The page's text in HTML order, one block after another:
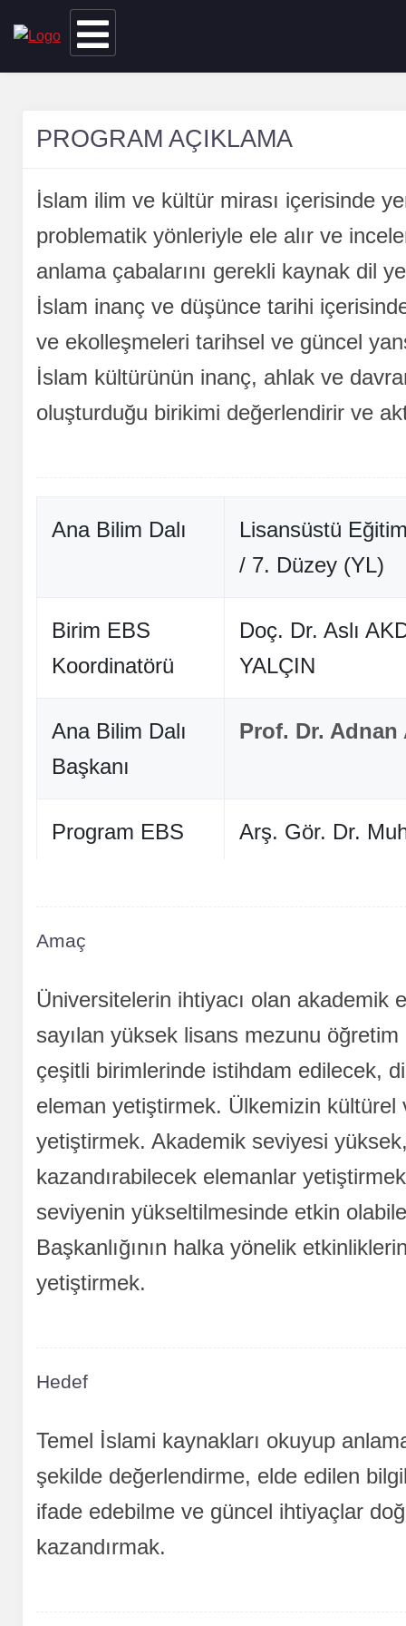
PROGRAM AÇIKLAMA
İslam ilim ve kültür mirası içerisinde
problematik yönleriyle ele alır ve
anlama çabalarını gerekli kaynak dil
İslam inanç ve düşünce tarihi
ve ekolleşmeleri tarihsel ve güncel
İslam kültürünün inanç, ahlak ve
oluşturduğu birikimi değerlendirir ve
Ana Bilim Dalı
Lisansüstü
/ 7. Düzey (YL)
Birim EBS
Koordinatörü
Doç. Dr. Aslı
YALÇIN
Ana Bilim Dalı
Başkanı
Prof. Dr. Adnan
Program EBS
Arş. Gör. Dr.
Eğitim Türü
Derece Seviye
7. Düzey (YL)
ISCED Alan
Yüksek Lisans
Amaç
Üniversitelerin ihtiyacı olan akademik
sayılan yüksek lisans mezunu
çeşitli birimlerinde istihdam edilecek,
eleman yetiştirmek. Ülkemizin kültürel
yetiştirmek. Akademik seviyesi
kazandırabilecek elemanlar
seviyenin yükseltilmesinde etkin
Başkanlığının halka yönelik
yetiştirmek.
Hedef
Temel İslami kaynakları okuyup
şekilde değerlendirme, elde edilen
ifade edebilme ve güncel ihtiyaçlar
kazandırmak.